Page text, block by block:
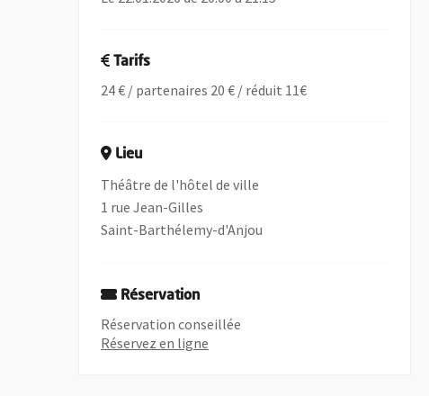
Tarifs
24 € / partenaires 20 € / réduit 11€
Lieu
Théâtre de l'hôtel de ville
1 rue Jean-Gilles
Saint-Barthélemy-d'Anjou
Réservation
Réservation conseillée
Réservez en ligne